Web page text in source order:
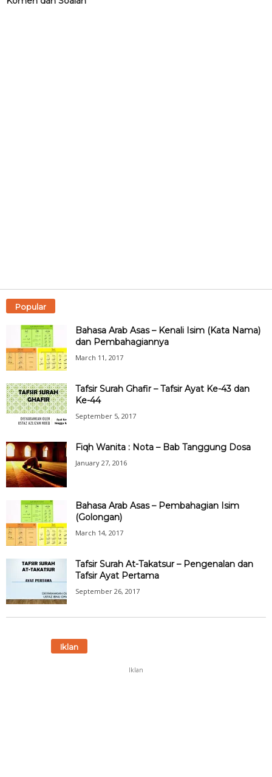
Popular
Bahasa Arab Asas – Kenali Isim (Kata Nama)
dan Pembahagiannya
March 11, 2017
Tafsir Surah Ghafir – Tafsir Ayat Ke-43 dan
Ke-44
September 5, 2017
Fiqh Wanita : Nota – Bab Tanggung Dosa
January 27, 2016
Bahasa Arab Asas – Pembahagian Isim
(Golongan)
March 14, 2017
Tafsir Surah At-Takatsur – Pengenalan dan
Tafsir Ayat Pertama
September 26, 2017
Iklan
Iklan